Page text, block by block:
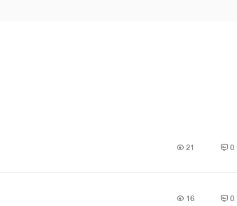
21 0
16 0